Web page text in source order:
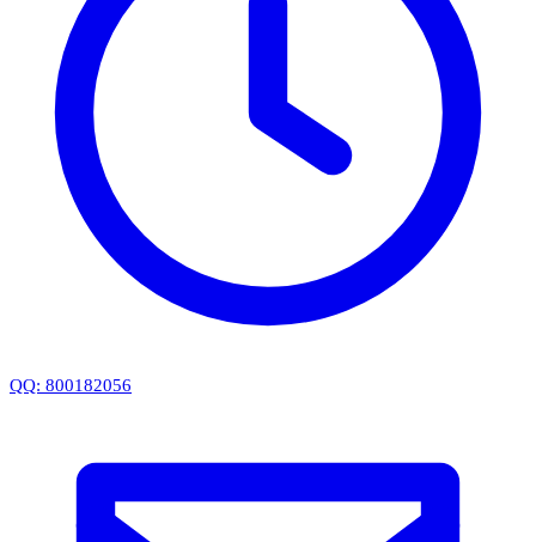
QQ: 800182056